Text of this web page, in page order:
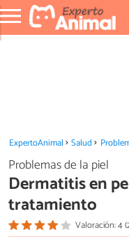
ExpertoAnimal Salud
Problemas de la piel
Dermatitis en
tratamiento
Valoración: 4